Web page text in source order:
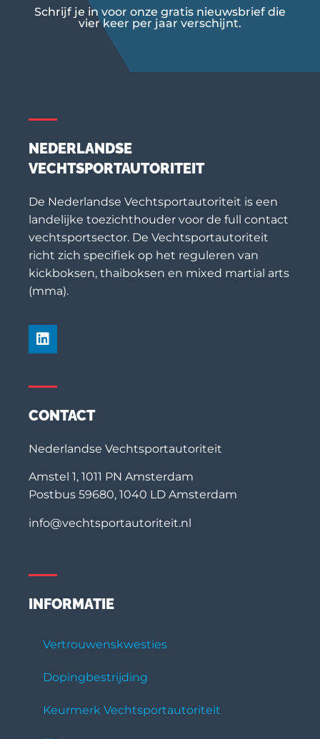
Schrijf je in voor onze gratis nieuwsbrief die
vier keer per jaar verschijnt.
NEDERLANDSE
VECHTSPORTAUTORITEIT
De Nederlandse Vechtsportautoriteit is een
landelijke toezichthouder voor de full contact
vechtsportsector. De Vechtsportautoriteit
richt zich specifiek op het reguleren van
kickboksen, thaiboksen en mixed martial arts
(mma).
CONTACT
Nederlandse Vechtsportautoriteit
Amstel 1, 1011 PN Amsterdam
Postbus 59680, 1040 LD Amsterdam
info@vechtsportautoriteit.nl
INFORMATIE
Vertrouwenskwesties
Dopingbestrijding
Keurmerk Vechtsportautoriteit